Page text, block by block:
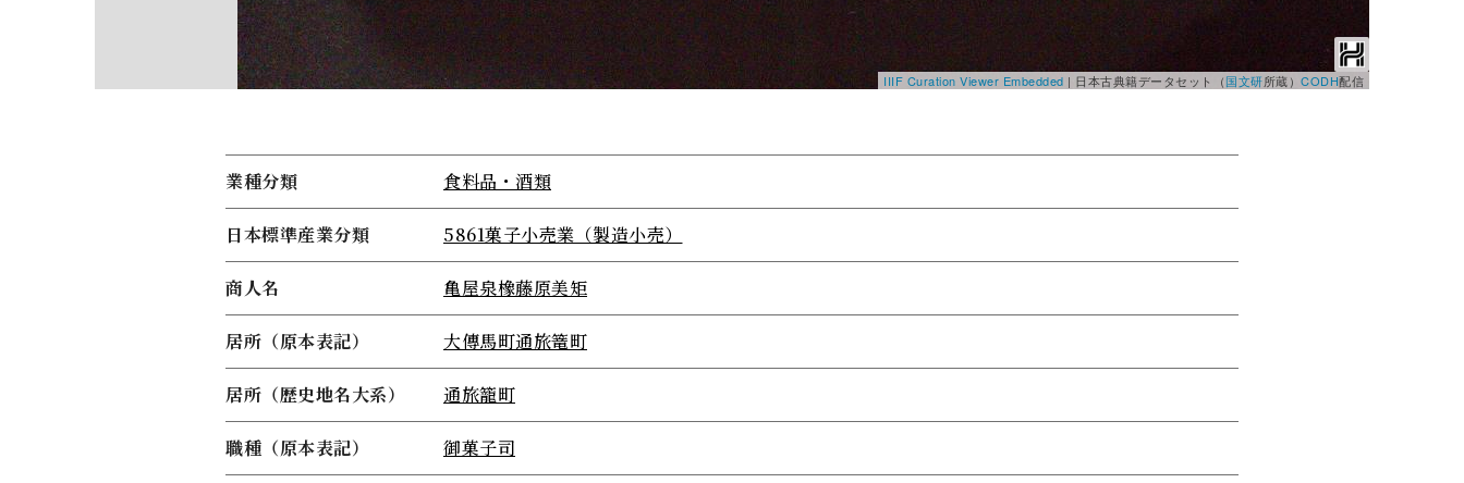
IIIF Curation Viewer Embedded | 日本古典籍データセット（国文研所蔵） CODH配信
業種分類 食料品・酒類
日本標準産業分類 5861菓子小売業（製造小売）
商人名 亀屋泉橡藤原美矩
居所（原本表記） 大傳馬町通旅篭町
居所（歴史地名大系） 通旅籠町
職種（原本表記） 御菓子司